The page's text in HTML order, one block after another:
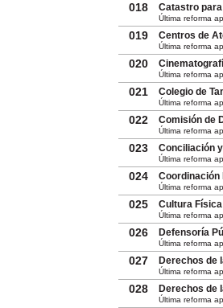
018 Catastro
Última reforma
019 Centros de
Última reforma
020
Última reforma
021 Colegio de
Última reforma
022 Comisión de
Última reforma
023 Conciliación
Última reforma
024 Coordinación
Última reforma
025 Cultura
Última reforma
026 Defensoría
Última reforma
027 Derechos de
Última reforma
028 Derechos de
Última reforma